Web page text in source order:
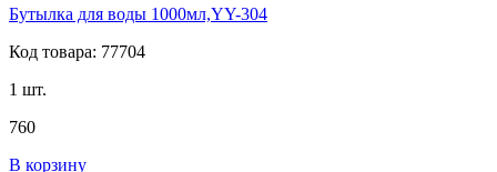
Бутылка для воды 1000мл,YY-304
Код товара: 77704
1 шт.
760
В корзину